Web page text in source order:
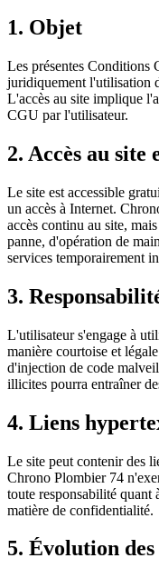
1. Objet
Les présentes Conditions
juridiquement l'utilisation
L'accès au site implique
CGU par l'utilisateur.
2. Accès au site
Le site est accessible
un accès à Internet.
accès continu au site,
panne, d'opération de
services temporairement
3.
L'utilisateur s'engage à
manière courtoise et
d'injection de code
illicites pourra entraîner
4. Liens
Le site peut contenir des
Chrono Plombier 74
toute responsabilité quant
matière de confidentialité.
5. Évolution